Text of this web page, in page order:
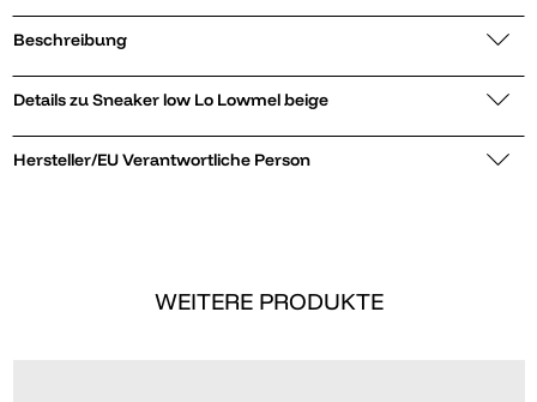
Beschreibung
Details zu Sneaker low Lo Lowmel beige
Hersteller/EU Verantwortliche Person
WEITERE PRODUKTE